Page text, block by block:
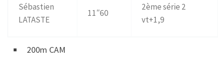
Sébastien
LATASTE
11″60
2ème série 2
vt+1,9
200m CAM